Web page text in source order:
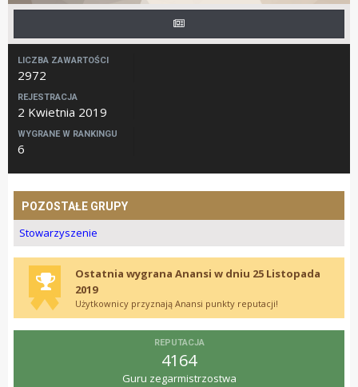
LICZBA ZAWARTOŚCI
2972
REJESTRACJA
2 Kwietnia 2019
WYGRANE W RANKINGU
6
POZOSTAŁE GRUPY
Stowarzyszenie
Ostatnia wygrana Anansi w dniu 25 Listopada
2019
Użytkownicy przyznają Anansi punkty reputacji!
REPUTACJA
4164
Guru zegarmistrzostwa